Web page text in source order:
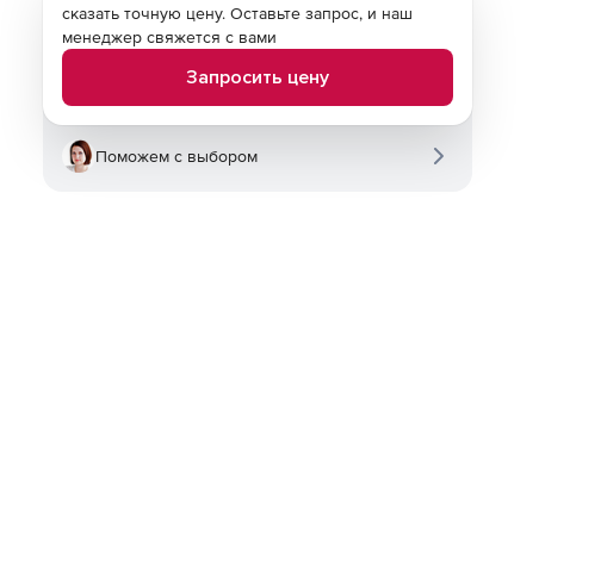
сказать точную цену. Оставьте запрос, и наш
менеджер свяжется с вами
Запросить цену
Поможем с выбором